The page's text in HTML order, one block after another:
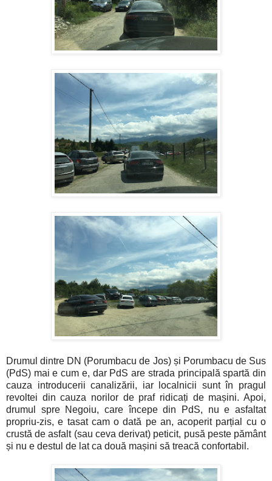
Drumul dintre DN (Porumbacu de Jos) și Porumbacu de Sus
(PdS) mai e cum e, dar PdS are strada principală spartă din
cauza introducerii canalizării, iar localnicii sunt în pragul
revoltei din cauza norilor de praf ridicați de mașini. Apoi,
drumul spre Negoiu, care începe din PdS, nu e asfaltat
propriu-zis, e tasat cam o dată pe an, acoperit parțial cu o
crustă de asfalt (sau ceva derivat) peticit, pusă peste pământ
și nu e destul de lat ca două mașini să treacă confortabil.